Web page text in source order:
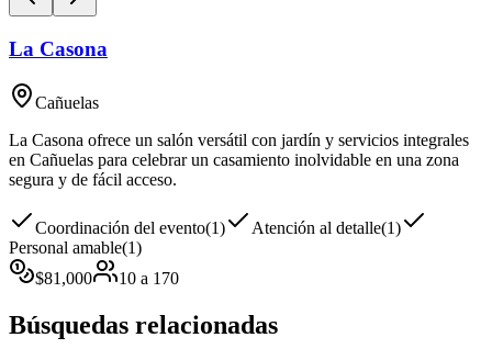
La Casona
Cañuelas
La Casona ofrece un salón versátil con jardín y servicios integrales
en Cañuelas para celebrar un casamiento inolvidable en una zona
segura y de fácil acceso.
Coordinación del evento(1) Atención al detalle(1)
Personal amable(1)
$81,000 10 a 170
Búsquedas relacionadas